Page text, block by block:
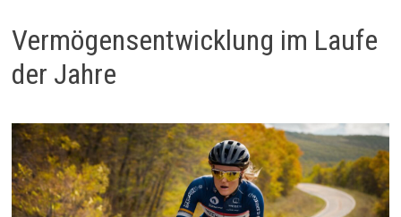
Vermögensentwicklung im Laufe
der Jahre